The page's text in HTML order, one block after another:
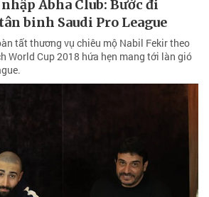
Abha Club: Bước đi
binh Saudi Pro League
tất thương vụ chiêu mộ Nabil Fekir theo
World Cup 2018 hứa hẹn mang tới làn gió